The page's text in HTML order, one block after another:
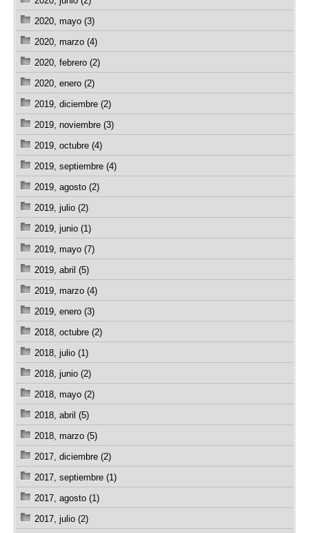
2020, mayo (3)
2020, marzo (4)
2020, febrero (2)
2020, enero (2)
2019, diciembre (2)
2019, noviembre (3)
2019, octubre (4)
2019, septiembre (4)
2019, agosto (2)
2019, julio (2)
2019, junio (1)
2019, mayo (7)
2019, abril (5)
2019, marzo (4)
2019, enero (3)
2018, octubre (2)
2018, julio (1)
2018, junio (2)
2018, mayo (2)
2018, abril (5)
2018, marzo (5)
2017, diciembre (2)
2017, septiembre (1)
2017, agosto (1)
2017, julio (2)